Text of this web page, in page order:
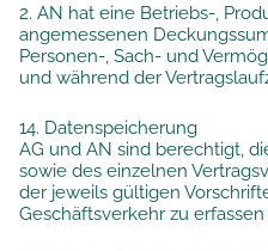
2. AN hat eine Betriebs-,
angemessenen
Personen-, Sach- und
und während der
14. Datenspeicherung
AG und AN sind berechtigt,
sowie des einzelnen
der jeweils gültigen
Geschäftsverkehr zu